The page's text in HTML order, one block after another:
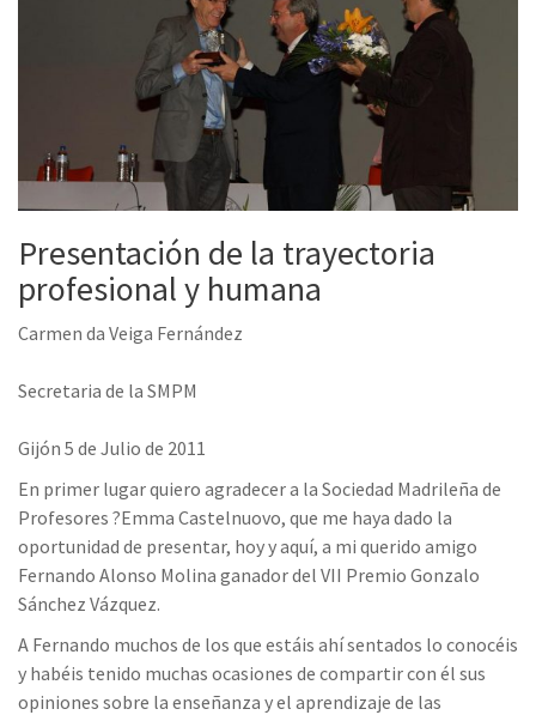
Presentación de la trayectoria
profesional y humana
Carmen da Veiga Fernández
Secretaria de la SMPM
Gijón 5 de Julio de 2011
En primer lugar quiero agradecer a la Sociedad Madrileña de
Profesores ?Emma Castelnuovo, que me haya dado la
oportunidad de presentar, hoy y aquí, a mi querido amigo
Fernando Alonso Molina ganador del VII Premio Gonzalo
Sánchez Vázquez.
A Fernando muchos de los que estáis ahí sentados lo conocéis
y habéis tenido muchas ocasiones de compartir con él sus
opiniones sobre la enseñanza y el aprendizaje de las